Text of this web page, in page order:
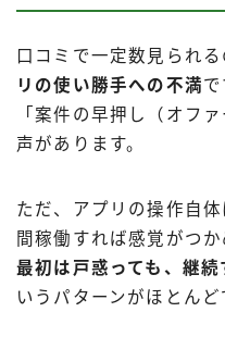
口コミで一定数見られる
リの使い勝手への不満
「案件の早押し（オフ
声があります。
ただ、アプリの操作自
間稼働すれば感覚がつ
最初は戸惑っても、継
いうパターンがほとんど